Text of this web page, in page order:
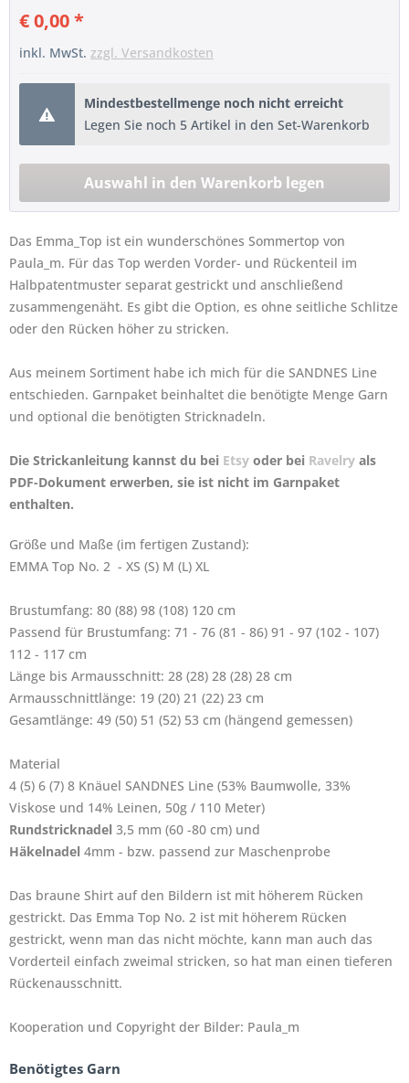
€ 0,00 *
inkl. MwSt. zzgl. Versandkosten
Mindestbestellmenge noch nicht erreicht
Legen Sie noch 5 Artikel in den Set-Warenkorb
Das Emma_Top ist ein wunderschönes Sommertop von
Paula_m. Für das Top werden Vorder- und Rückenteil im
Halbpatentmuster separat gestrickt und anschließend
zusammengenäht. Es gibt die Option, es ohne seitliche Schlitze
oder den Rücken höher zu stricken.
Aus meinem Sortiment habe ich mich für die SANDNES Line
entschieden. Garnpaket beinhaltet die benötigte Menge Garn
und optional die benötigten Stricknadeln.
Die Strickanleitung kannst du bei Etsy oder bei Ravelry als
PDF-Dokument erwerben, sie ist nicht im Garnpaket
enthalten.
Größe und Maße (im fertigen Zustand):
EMMA Top No. 2 - XS (S) M (L) XL
Brustumfang: 80 (88) 98 (108) 120 cm
Passend für Brustumfang: 71 - 76 (81 - 86) 91 - 97 (102 - 107)
112 - 117 cm
Länge bis Armausschnitt: 28 (28) 28 (28) 28 cm
Armausschnittlänge: 19 (20) 21 (22) 23 cm
Gesamtlänge: 49 (50) 51 (52) 53 cm (hängend gemessen)
Material
4 (5) 6 (7) 8 Knäuel SANDNES Line (53% Baumwolle, 33%
Viskose und 14% Leinen, 50g / 110 Meter)
Rundstricknadel 3,5 mm (60 -80 cm) und
Häkelnadel 4mm - bzw. passend zur Maschenprobe
Das braune Shirt auf den Bildern ist mit höherem Rücken
gestrickt. Das Emma Top No. 2 ist mit höherem Rücken
gestrickt, wenn man das nicht möchte, kann man auch das
Vorderteil einfach zweimal stricken, so hat man einen tieferen
Rückenausschnitt.
Kooperation und Copyright der Bilder: Paula_m
Benötigtes Garn